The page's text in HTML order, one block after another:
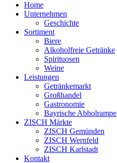
Home
Unternehmen
Geschichte
Sortiment
Biere
Alkoholfreie Getränke
Spirituosen
Weine
Leistungen
Getränkemarkt
Großhandel
Gastronomie
Bayrische Abholrampe
ZISCH Märkte
ZISCH Gemünden
ZISCH Wernfeld
ZISCH Karlstadt
Kontakt